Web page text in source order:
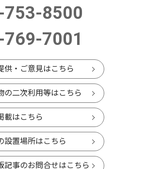
753-8500
7001
供・ご意見はこちら
の二次利用等はこちら
載はこちら
設置場所はこちら
記事のお問合せはこちら